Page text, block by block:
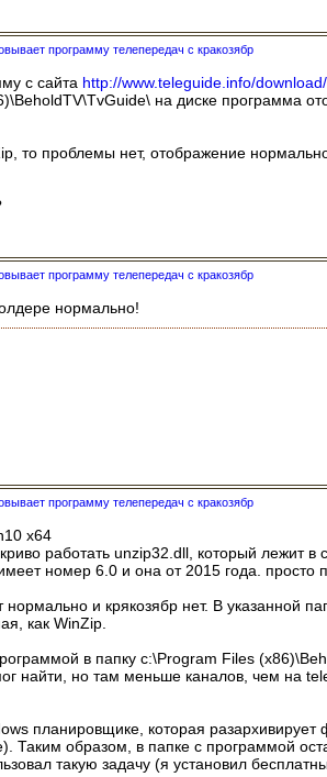
программу телепередач с кракозябр
с сайта http://www.teleguide.info/
на диске программа
то проблемы нет, отображение
программу телепередач с кракозябр
нормально!
программу телепередач с кракозябр
x64
работать unzip32.dll, который лежит
номер 6.0 и она от 2015 года. просто
и крякозябр нет. В указанной
как WinZip.
в папку c:\Program Files
найти, но там меньше каналов, чем на
планировщике, которая
образом, в папке с программой
такую задачу (я установил